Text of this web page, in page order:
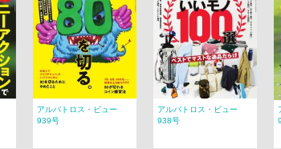
アルバトロス・ビュー
939号
アルバトロス・ビュー
938号